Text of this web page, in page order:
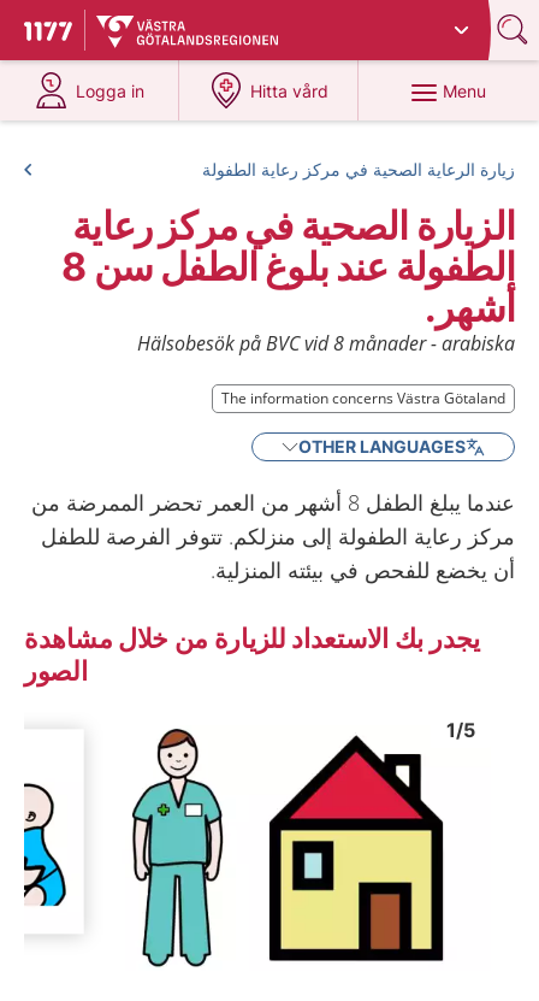
To start page for 1177
Du har valt region
Logga in
at 1177.se
Hitta vård
at 1177.se
Menu
زيارة الرعاية الصحية في مركز رعاية الطفولة
الزيارة الصحية في مركز رعاية
الطفولة عند بلوغ الطفل سن 8
أشهر.
Hälsobesök på BVC vid 8 månader - arabiska
The information concerns Västra Götaland
OTHER LANGUAGES
عندما يبلغ الطفل 8 أشهر من العمر تحضر الممرضة من
مركز رعاية الطفولة إلى منزلكم. تتوفر الفرصة للطفل
أن يخضع للفحص في بيئته المنزلية.
يجدر بك الاستعداد للزيارة من خلال مشاهدة
الصور
Image
1/5